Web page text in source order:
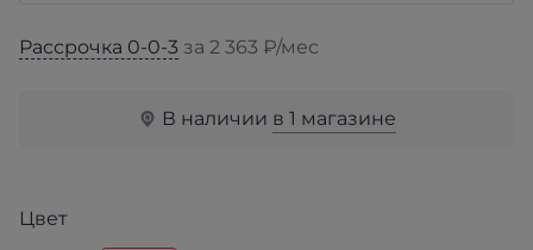
Рассрочка 0-0-3 за 2 363 ₽/мес
В наличии в 1 магазине
Цвет